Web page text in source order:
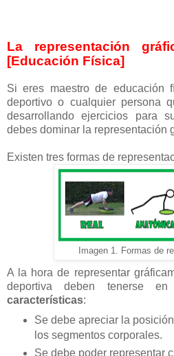
La representación
[Educación Física]
Si eres maestro de educación
deportivo o cualquier persona
desarrollando ejercicios para
debes dominar la representación
Existen tres formas de
Imagen 1. Formas de
A la hora de representar
deportiva deben tenerse
características:
Se debe apreciar la
los segmentos corporales.
Se debe poder representar